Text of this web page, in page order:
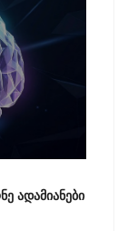
ადამიანები